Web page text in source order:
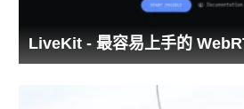
LiveKit - 最容易上手的